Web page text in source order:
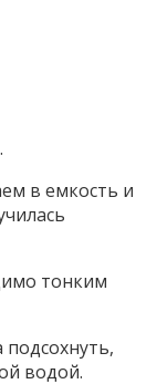
в емкость и
тонким
водой.